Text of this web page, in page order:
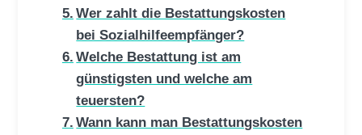
Wer zahlt die Bestattungskosten
bei Sozialhilfeempfänger?
Welche Bestattung ist am
günstigsten und welche am
teuersten?
Wann kann man Bestattungskosten